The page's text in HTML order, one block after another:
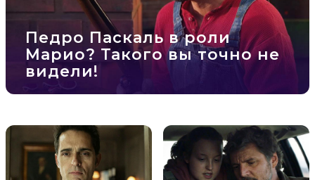
Педро Паскаль в роли
Марио? Такого вы точно не
видели!